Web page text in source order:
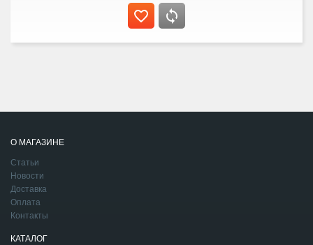
О МАГАЗИНЕ
Статьи
Новости
Доставка
Оплата
Контакты
КАТАЛОГ